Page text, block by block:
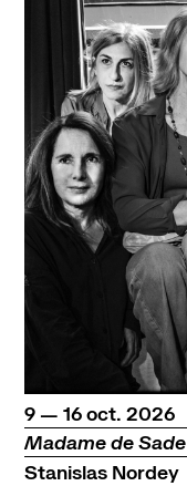
du
9 — au
16octobre
oct. 2026
Madame de Sade
Stanislas Nordey